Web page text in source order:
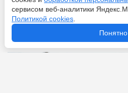
«Астон Вилла» ведёт
Николасу Джексону
сервисом веб-аналитики
Политикой cookies
Понятно